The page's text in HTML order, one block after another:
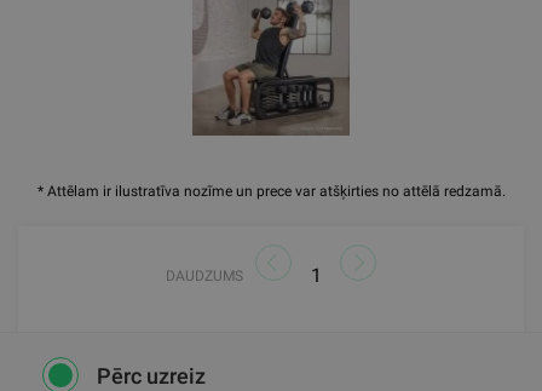
* Attēlam ir ilustratīva nozīme un prece var atšķirties no attēlā redzamā.
DAUDZUMS
Pērc uzreiz